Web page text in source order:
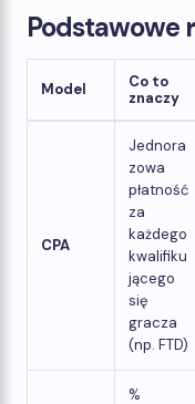
Podstawowe
Model
Co to
znaczy
CPA
Jednora
zowa
płatność
za
każdego
kwalifiku
jącego
się
gracza
(np. FTD)
%